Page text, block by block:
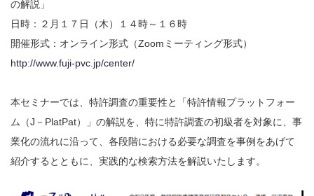
の解説」
日時：２月１７日（木）１４時～１６時
開催形式：オンライン形式（Zoomミーティング形式）
http://www.fuji-pvc.jp/center/
本セミナーでは、特許調査の重要性と「特許情報プラットフォー
ム（J－PlatPat）」の解説を、特に特許調査の初級者を対象に、事
業化の流れに沿って、各段階における必要な調査を事例をあげて
紹介するとともに、実践的な検索方法を解説いたします。